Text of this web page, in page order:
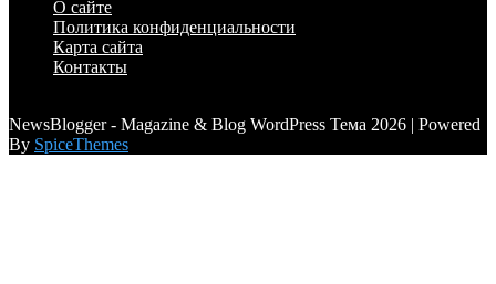
О сайте
Политика конфиденциальности
Карта сайта
Контакты
NewsBlogger - Magazine & Blog WordPress Тема 2026 | Powered
By SpiceThemes